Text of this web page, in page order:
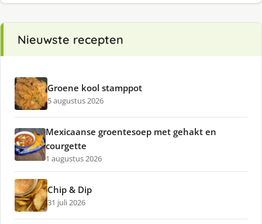
Nieuwste recepten
Groene kool stamppot
5 augustus 2026
Mexicaanse groentesoep met gehakt en
courgette
1 augustus 2026
Chip & Dip
31 juli 2026